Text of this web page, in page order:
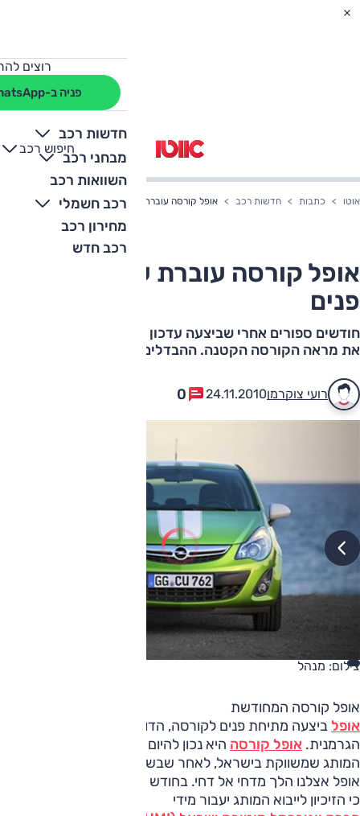
רוצים
פניה ב-WhatsApp
חדשות רכב
מבחני רכב
השוואות רכב
רכב חשמלי
מחירון רכב
רכב חדש
חיפוש רכב
+
-
אוטו כתבות חדשות רכב אופל קורסה עוברת עוד מתיחת פנים
אופל קורסה עוברת עוד מתיחת
פנים
חודשים ספורים אחרי שביצעה עדכון טכני, אופל מרעננת גם
את מראה הקורסה הקטנה. ההבדלים קלילים, השיווק מינואר
רועי צוקרמן24.11.2010
0
צילום: מנהל
אופל קורסה המחודשת
אופלביצעה מתיחת פנים לקורסה, הדור הרביעי לסופר-מיני
הגרמנית. אופל קורסה היא נכון להיום המכונית היחידה של
המותג שמשווקת בישראל, לאחר שבשנים האחרונות מצבה של
אופל אצלנו הלך מדחי אל דחי. בחודש אוגוסט האחרון התבשרנו
כי הזיכיון לייבוא המותג יעבור מידי